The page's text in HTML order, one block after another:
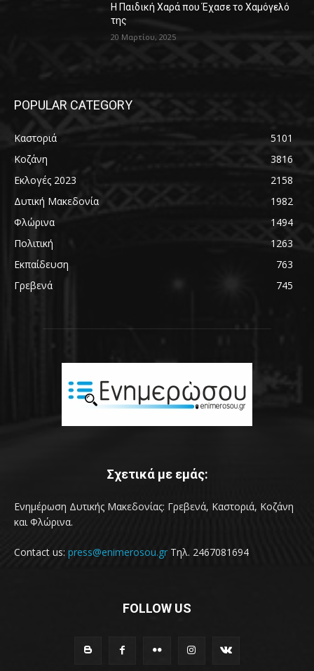
Η Παιδική Χαρά που Έχασε το Χαμόγελό
της
20 Μαρτίου, 2025
POPULAR CATEGORY
Καστοριά
5101
Κοζάνη
3816
Εκλογές 2023
2158
Δυτική Μακεδονία
1982
Φλώρινα
1494
Πολιτική
1263
Εκπαίδευση
763
Γρεβενά
745
Σχετικά με εμάς:
Ενημέρωση Δυτικής Μακεδονίας: Γρεβενά, Καστοριά, Κοζάνη
και Φλώρινα.
Contact us: press@enimerosou.gr Τηλ. 2467081694
FOLLOW US